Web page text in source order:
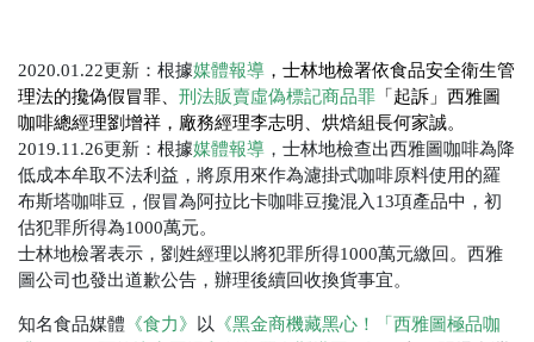
2020.01.22更新：根據媒體報導 ，士林地檢署依食品安全衛生管
理法的攙偽假冒罪、 刑法販賣虛偽標記商品罪 「起訴 」西雅圖
咖啡總經理劉增祥，廠務經理李志明、烘焙組長何家誠。
2019.11.26更新：根據媒體報導 ，士林地檢查出西雅圖咖啡為降
低成本牟取不法利益，將原用來作為濾掛式咖啡原料使用的羅
布斯塔咖啡豆，假冒為阿拉比卡咖啡豆攙混入13項產品中，初
估犯罪所得為1000萬元。
士林地檢署表示，劉姓經理以將犯罪所得1000萬元繳回。西雅
圖公司也發出道歉公告，辦理後續回收換貨事宜。
知名食品媒體 《食力》 以
《黑金商機藏黑心！「西雅圖極品咖